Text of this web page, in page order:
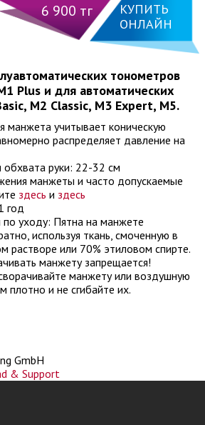
6 900 тг
КУПИТЬ
ОНЛАЙН
тонометров
Plus и для автоматических
M2 Classic, M3 Expert, M5.
манжета учитывает коническую
распределяет давление на
руки: 22-32 см
манжеты и часто допускаемые
здесь и здесь
год
уходу: Пятна на манжете
используя ткань, смоченную в
растворе или 70% этиловом спирте.
манжету запрещается!
манжету или воздушную
плотно и не сгибайте их.
GmbH
& Support